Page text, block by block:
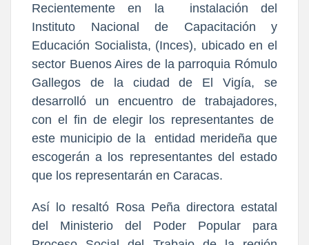
Recientemente en la instalación del
Instituto Nacional de Capacitación y
Educación Socialista, (Inces), ubicado en el
sector Buenos Aires de la parroquia Rómulo
Gallegos de la ciudad de El Vigía, se
desarrolló un encuentro de trabajadores,
con el fin de elegir los representantes de
este municipio de la entidad merideña que
escogerán a los representantes del estado
que los representarán en Caracas.
Así lo resaltó Rosa Peña directora estatal
del Ministerio del Poder Popular para